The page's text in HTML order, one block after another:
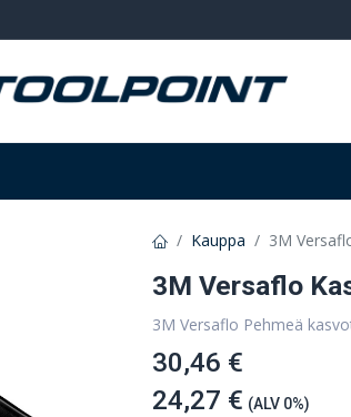
Kauppa 3M
3M Versaflo
3M Versaflo Pehmeä
30,46 €
24,27 € (ALV 0%)